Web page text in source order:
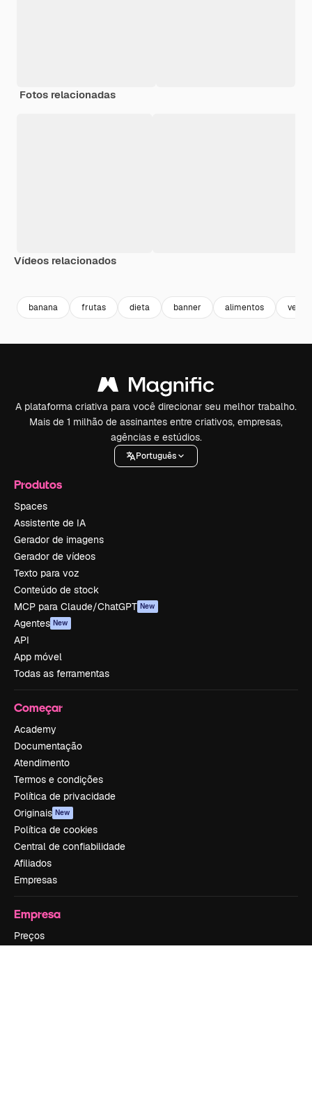
Fotos relacionadas
Vídeos relacionados
banana frutas dieta banner alimentos verão
A plataforma criativa para você direcionar seu melhor trabalho.
Mais de 1 milhão de assinantes entre criativos, empresas,
agências e estúdios.
Português
Produtos
Spaces
Assistente de IA
Gerador de imagens
Gerador de vídeos
Texto para voz
Conteúdo de stock
MCP para Claude/ChatGPT New
Agentes New
API
App móvel
Todas as ferramentas
Começar
Academy
Documentação
Atendimento
Termos e condições
Política de privacidade
Originais New
Política de cookies
Central de confiabilidade
Afiliados
Empresas
Empresa
Preços